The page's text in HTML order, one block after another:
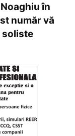
în
număr vă
soliste